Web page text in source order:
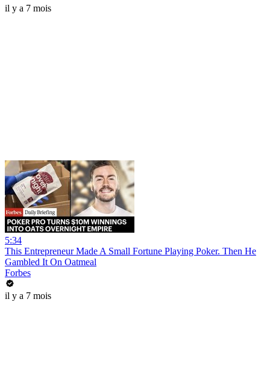
il y a 7 mois
5:34
This Entrepreneur Made A Small Fortune Playing Poker. Then He
Gambled It On Oatmeal
Forbes
il y a 7 mois